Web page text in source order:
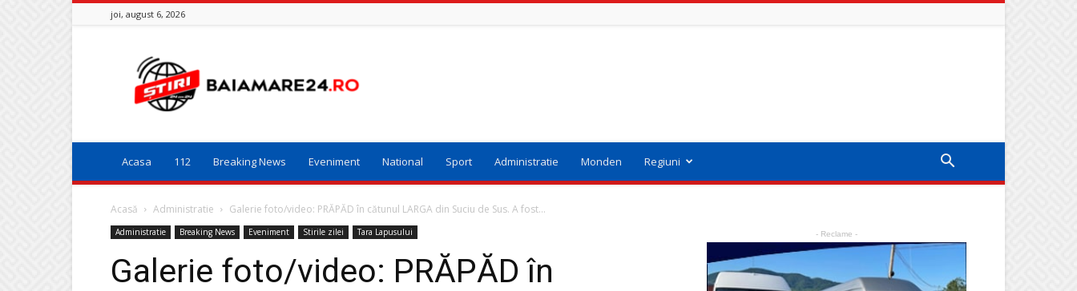
joi, august 6, 2026
Baia
Mare
24
Acasa 112 Breaking News Eveniment National Sport Administratie Monden Regiuni
Acasă Administratie Galerie foto/video: PRĂPĂD în cătunul LARGA din Suciu de Sus. A fost...
Administratie Breaking News Eveniment Stirile zilei Tara Lapusului
Galerie foto/video: PRĂPĂD în
- Reclame -